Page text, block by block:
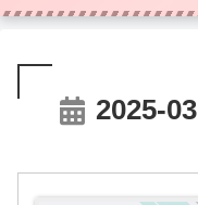
2025-03